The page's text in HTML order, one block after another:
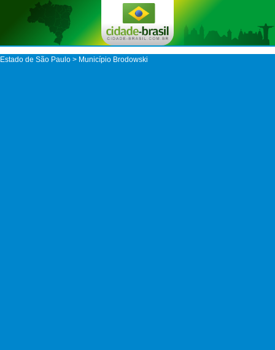
Estado de São Paulo > Município Brodowski